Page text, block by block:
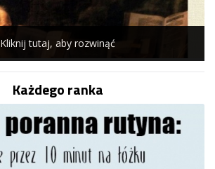
Kliknij tutaj, aby rozwinąć
Każdego ranka